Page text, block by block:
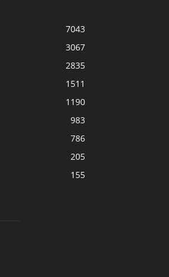
7043
3067
2835
1511
1190
983
786
205
155